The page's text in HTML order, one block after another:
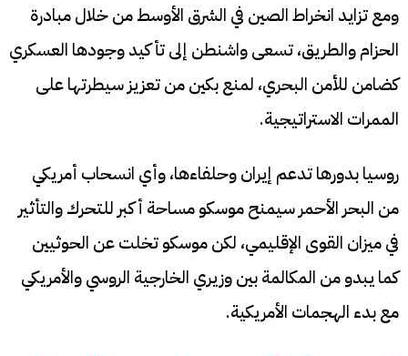
ومع تزايد انخراط الصين في الشرق الأوسط من خلال مبادرة
الحزام والطريق، تسعى واشنطن إلى تأكيد وجودها العسكري
كضامن للأمن البحري، لمنع بكين من تعزيز سيطرتها على
الممرات الاستراتيجية.
روسيا بدورها تدعم إيران وحلفاءها، وأي انسحاب أمريكي
من البحر الأحمر سيمنح موسكو مساحة أكبر للتحرك والتأثير
في ميزان القوى الإقليمي، لكن موسكو تخلت عن الحوثيين
كما يبدو من المكالمة بين وزيري الخارجية الروسي والأمريكي
مع بدء الهجمات الأمريكية.